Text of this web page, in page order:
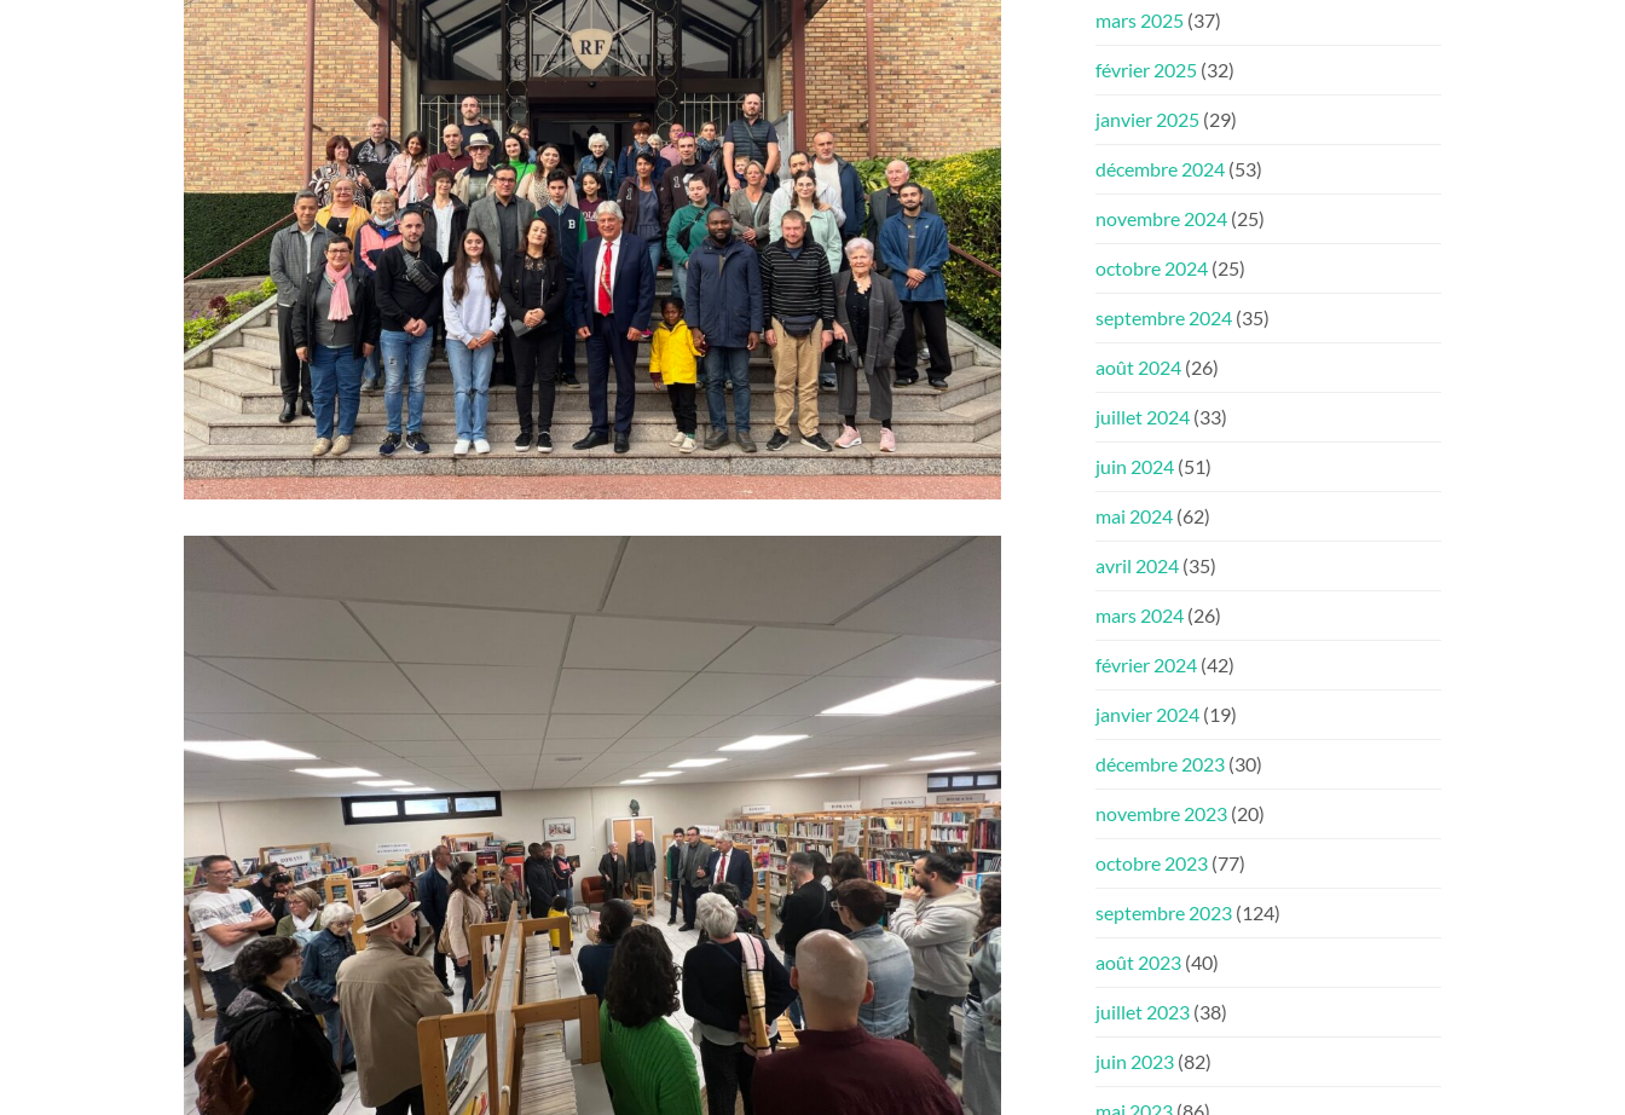
mars 2025 (37)
février 2025 (32)
janvier 2025 (29)
décembre 2024 (53)
novembre 2024 (25)
octobre 2024 (25)
septembre 2024 (35)
août 2024 (26)
juillet 2024 (33)
juin 2024 (51)
mai 2024 (62)
avril 2024 (35)
mars 2024 (26)
février 2024 (42)
janvier 2024 (19)
décembre 2023 (30)
novembre 2023 (20)
octobre 2023 (77)
septembre 2023 (124)
août 2023 (40)
juillet 2023 (38)
juin 2023 (82)
mai 2023 (86)